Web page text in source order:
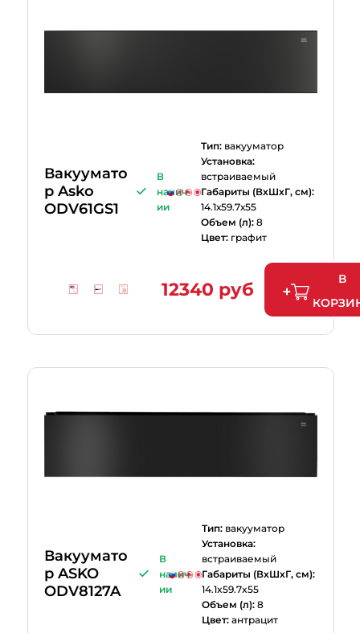
Вакуумато
р Asko
ODV61GS1
В
налич
ии
Тип: вакууматор
Установка:
встраиваемый
Габариты (ВхШхГ, см):
14.1х59.7х55
Объем (л): 8
Цвет: графит
12340 руб
В
Вакуумато
р ASKO
ODV8127A
В
налич
ии
Тип: вакууматор
Установка:
встраиваемый
Габариты (ВхШхГ, см):
14.1x59.7x55
Объем (л): 8
Цвет: антрацит